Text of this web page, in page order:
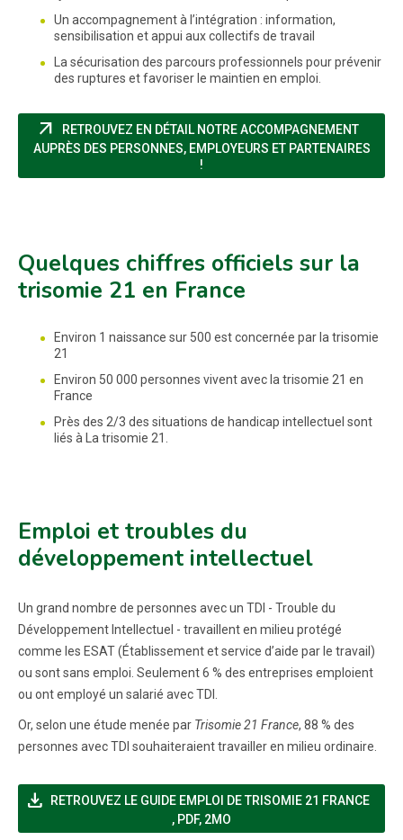
Un accompagnement à l’intégration : information,
sensibilisation et appui aux collectifs de travail
La sécurisation des parcours professionnels pour prévenir
des ruptures et favoriser le maintien en emploi.
arrow_outward
RETROUVEZ EN DÉTAIL NOTRE ACCOMPAGNEMENT
AUPRÈS DES PERSONNES, EMPLOYEURS ET PARTENAIRES
!
Quelques chiffres officiels sur la
trisomie 21 en France
Environ 1 naissance sur 500 est concernée par la trisomie
21
Environ 50 000 personnes vivent avec la trisomie 21 en
France
Près des 2/3 des situations de handicap intellectuel sont
liés à La trisomie 21.
Emploi et troubles du
développement intellectuel
Un grand nombre de personnes avec un TDI - Trouble du
Développement Intellectuel - travaillent en milieu protégé
comme les ESAT (Établissement et service d’aide par le travail)
ou sont sans emploi. Seulement 6 % des entreprises emploient
ou ont employé un salarié avec TDI.
Or, selon une étude menée par Trisomie 21 France, 88 % des
personnes avec TDI souhaiteraient travailler en milieu ordinaire.
file_download
RETROUVEZ LE GUIDE EMPLOI DE TRISOMIE 21 FRANCE
(NOUVELLE FENÊTRE)
, PDF, 2MO